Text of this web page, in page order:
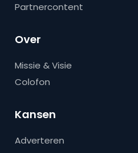
Partnercontent
Over
Missie & Visie
Colofon
Kansen
Adverteren